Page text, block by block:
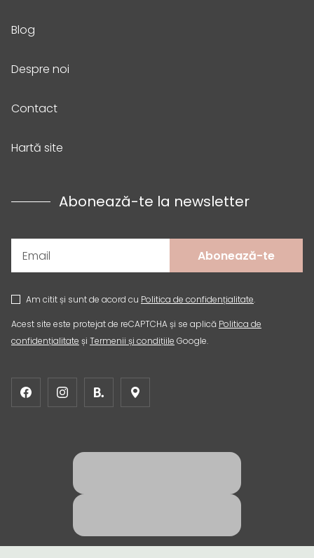
Blog
Despre noi
Contact
Hartă site
Abonează-te la newsletter
Abonează-te
Am citit și sunt de acord cu Politica de confidențialitate.
Acest site este protejat de reCAPTCHA și se aplică Politica de
confidențialitate și Termenii și condițiile Google.